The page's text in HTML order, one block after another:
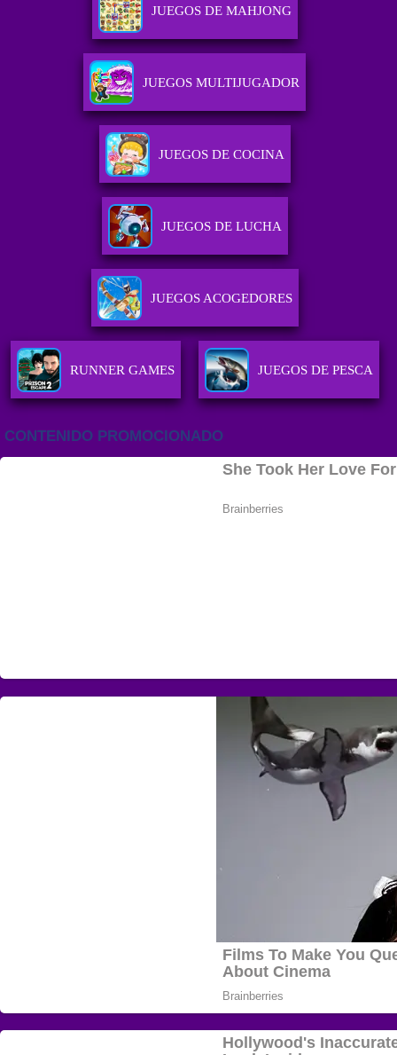
JUEGOS DE MAHJONG
JUEGOS MULTIJUGADOR
JUEGOS DE COCINA
JUEGOS DE LUCHA
JUEGOS ACOGEDORES
RUNNER GAMES JUEGOS DE PESCA